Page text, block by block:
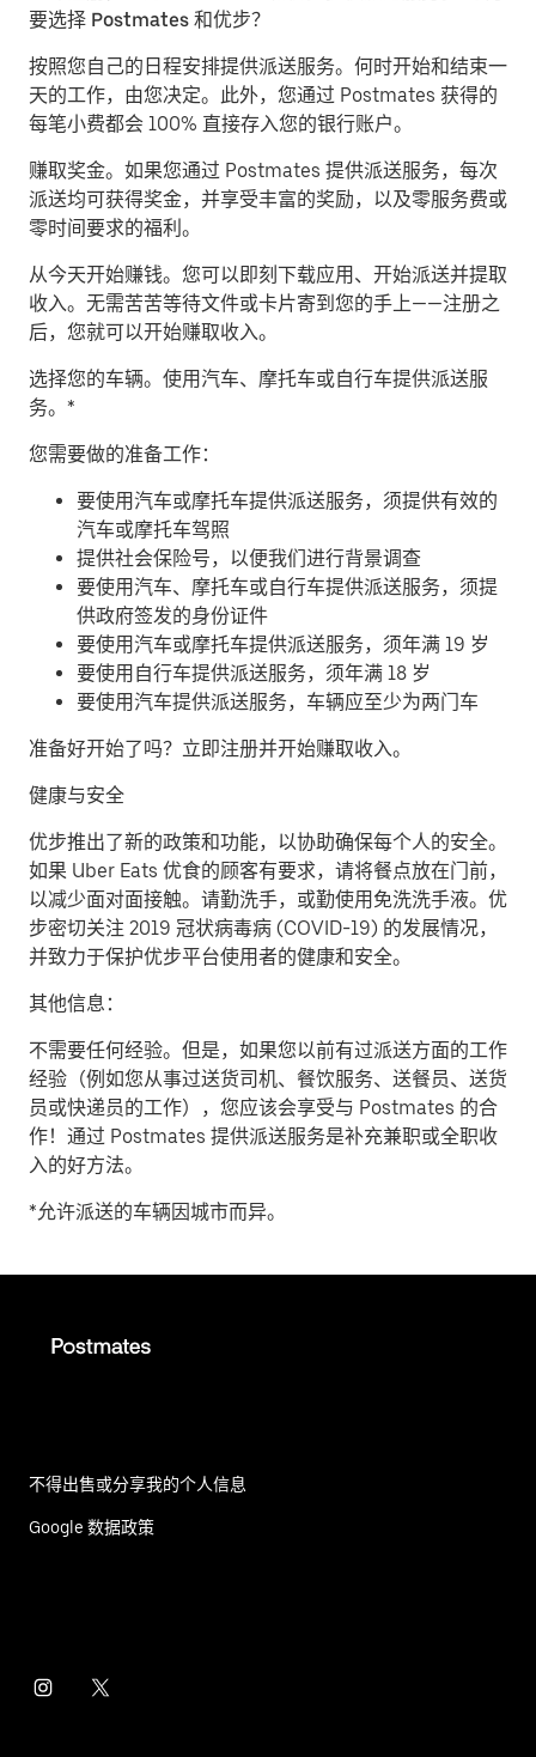
要选择 Postmates 和优步？
按照您自己的日程安排提供派送服务。 何时开始和结束一
天的工作，由您决定。此外，您通过 Postmates 获得的
每笔小费都会 100% 直接存入您的银行账户。
赚取奖金。 如果您通过 Postmates 提供派送服务，每次
派送均可获得奖金，并享受丰富的奖励，以及零服务费或
零时间要求的福利。
从今天开始赚钱。 您可以即刻下载应用、开始派送并提取
收入。无需苦苦等待文件或卡片寄到您的手上——注册之
后，您就可以开始赚取收入。
​选择您的车辆。使用汽车、摩托车或自行车提供派送服
务。*
您需要做的准备工作：
要使用汽车或摩托车提供派送服务，须提供有效的
汽车或摩托车驾照
提供社会保险号，以便我们进行背景调查
要使用汽车、摩托车或自行车提供派送服务，须提
供政府签发的身份证件
要使用汽车或摩托车提供派送服务，须年满 19 岁
要使用自行车提供派送服务，须年满 18 岁
要使用汽车提供派送服务，车辆应至少为两门车
准备好开始了吗？立即注册并开始赚取收入。
健康与安全
优步推出了新的政策和功能，以协助确保每个人的安全。
如果 Uber Eats 优食的顾客有要求，请将餐点放在门前，
以减少面对面接触。请勤洗手，或勤使用免洗洗手液。优
步密切关注 2019 冠状病毒病 (COVID-19) 的发展情况，
并致力于保护优步平台使用者的健康和安全。
其他信息：
不需要任何经验。但是，如果您以前有过派送方面的工作
经验（例如您从事过送货司机、餐饮服务、送餐员、送货
员或快递员的工作），您应该会享受与 Postmates 的合
作！通过 Postmates 提供派送服务是补充兼职或全职收
入的好方法。
*允许派送的车辆因城市而异。
不得出售或分享我的个人信息
Google 数据政策